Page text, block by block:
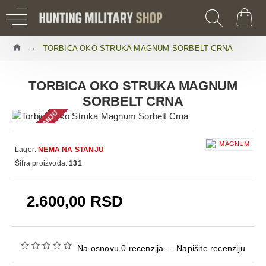
TORBICA OKO STRUKA MAGNUM SORBELT CRNA
TORBICA OKO STRUKA MAGNUM
SORBELT CRNA
NEMA NA STANJU
Na osnovu 0 recenzija. - Napišite recenziju
2.600,00 RSD
Lager: NEMA NA STANJU
Šifra proizvoda: 131